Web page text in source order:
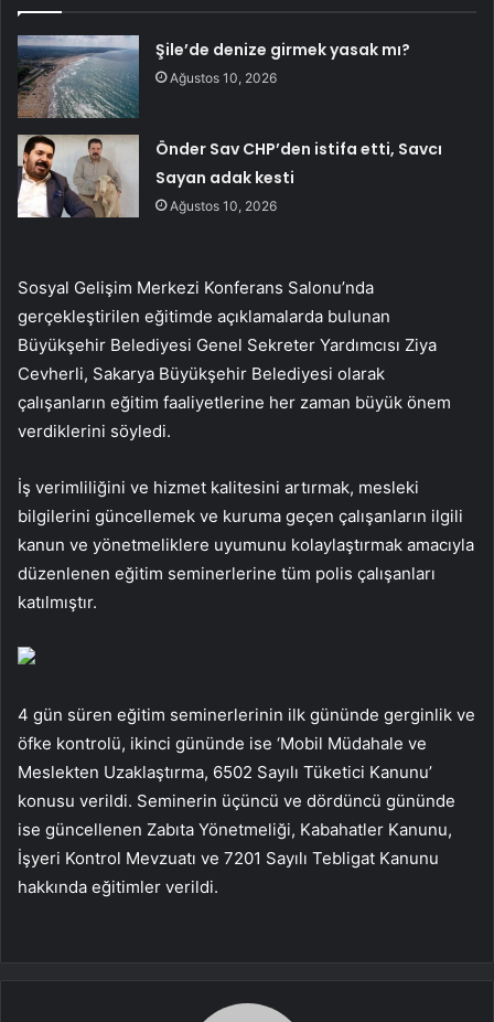
Şile’de denize girmek yasak mı?
Ağustos 10, 2026
Önder Sav CHP’den istifa etti, Savcı
Sayan adak kesti
Ağustos 10, 2026
Sosyal Gelişim Merkezi Konferans Salonu’nda
gerçekleştirilen eğitimde açıklamalarda bulunan
Büyükşehir Belediyesi Genel Sekreter Yardımcısı Ziya
Cevherli, Sakarya Büyükşehir Belediyesi olarak
çalışanların eğitim faaliyetlerine her zaman büyük önem
verdiklerini söyledi.
İş verimliliğini ve hizmet kalitesini artırmak, mesleki
bilgilerini güncellemek ve kuruma geçen çalışanların ilgili
kanun ve yönetmeliklere uyumunu kolaylaştırmak amacıyla
düzenlenen eğitim seminerlerine tüm polis çalışanları
katılmıştır.
4 gün süren eğitim seminerlerinin ilk gününde gerginlik ve
öfke kontrolü, ikinci gününde ise ‘Mobil Müdahale ve
Meslekten Uzaklaştırma, 6502 Sayılı Tüketici Kanunu’
konusu verildi. Seminerin üçüncü ve dördüncü gününde
ise güncellenen Zabıta Yönetmeliği, Kabahatler Kanunu,
İşyeri Kontrol Mevzuatı ve 7201 Sayılı Tebligat Kanunu
hakkında eğitimler verildi.